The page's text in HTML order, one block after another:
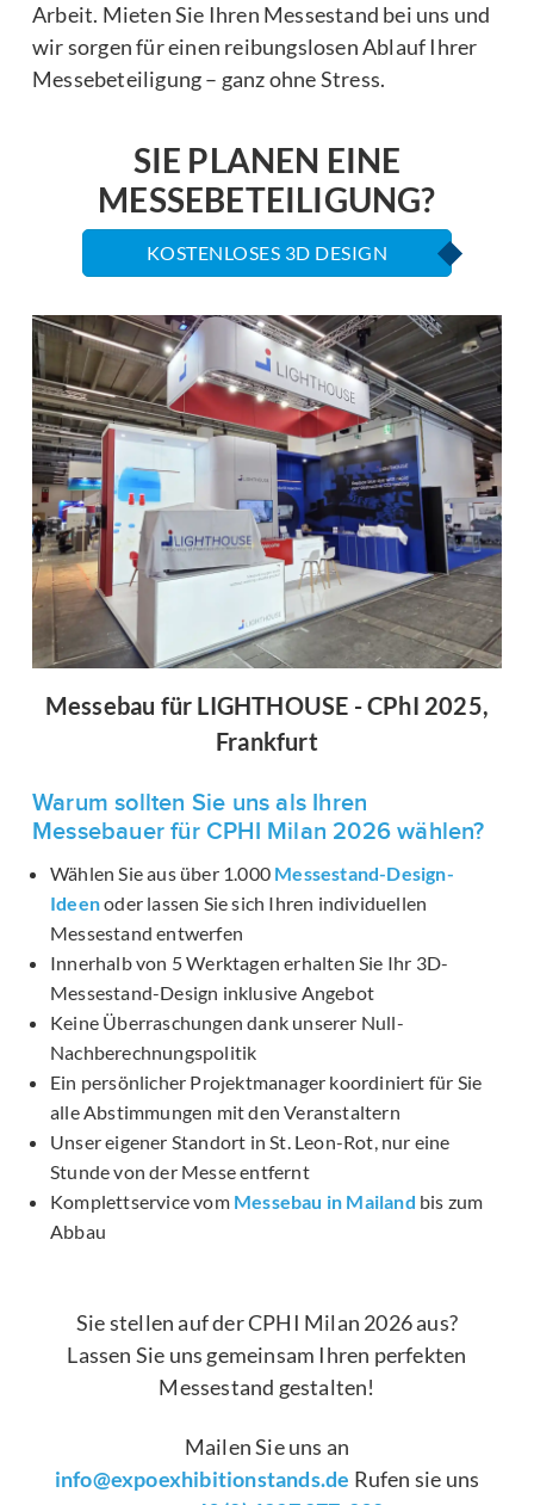
Arbeit. Mieten Sie Ihren Messestand bei uns und
wir sorgen für einen reibungslosen Ablauf Ihrer
Messebeteiligung – ganz ohne Stress.
SIE PLANEN EINE
MESSEBETEILIGUNG?
KOSTENLOSES 3D DESIGN
Messebau für LIGHTHOUSE - CPhI 2025,
Frankfurt
Warum sollten Sie uns als Ihren
Messebauer für CPHI Milan 2026 wählen?
Wählen Sie aus über 1.000 Messestand-Design-
Ideenoder lassen Sie sich Ihren individuellen
Messestand entwerfen
Innerhalb von 5 Werktagen erhalten Sie Ihr 3D-
Messestand-Design inklusive Angebot
Keine Überraschungen dank unserer Null-
Nachberechnungspolitik
Ein persönlicher Projektmanager koordiniert für Sie
alle Abstimmungen mit den Veranstaltern
Unser eigener Standort in St. Leon-Rot, nur eine
Stunde von der Messe entfernt
Komplettservice vom Messebau in Mailand bis zum
Abbau
Sie stellen auf der CPHI Milan 2026 aus?
Lassen Sie uns gemeinsam Ihren perfekten
Messestand gestalten!
Mailen Sie uns an
info@expoexhibitionstands.de Rufen sie uns